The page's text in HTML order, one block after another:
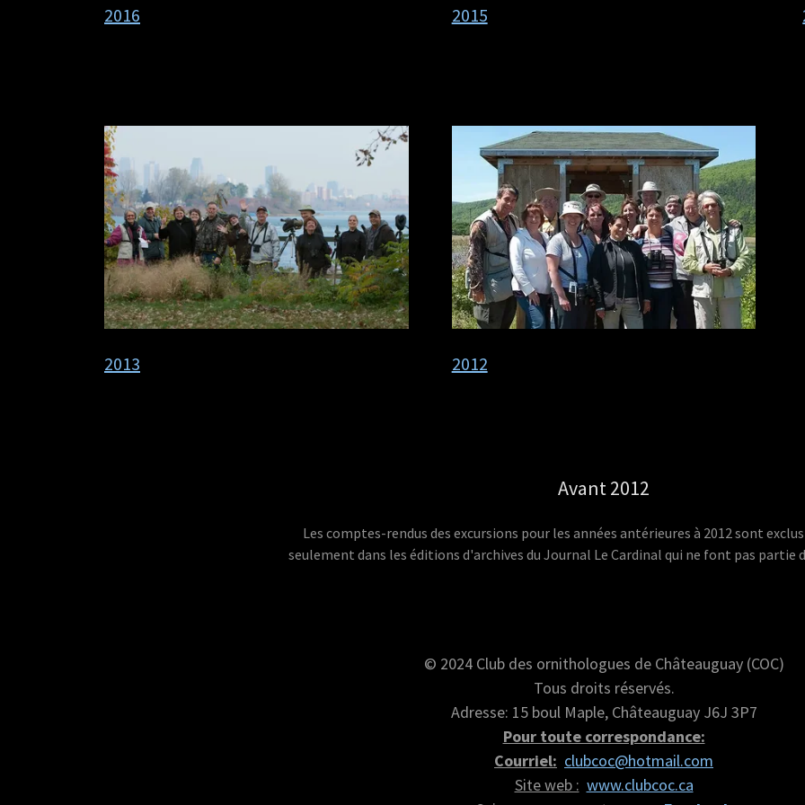
2016 2015
2013 2012
Avant 2012
Les comptes-rendus des excursions pour les années antérieures à 2012 sont
seulement dans les éditions d'archives du Journal Le Cardinal qui ne font pas partie
© 2024 Club des ornithologues de Châteauguay (COC)
Tous droits réservés.
Adresse: 15 boul Maple, Châteauguay J6J 3P7
Pour toute correspondance:
Courriel: clubcoc@hotmail.com
Site web : www.clubcoc.ca